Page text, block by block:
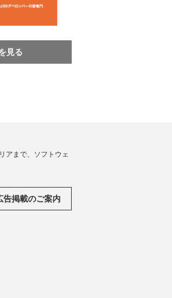
見る
アまで、ソフトウェ
告掲載のご案内